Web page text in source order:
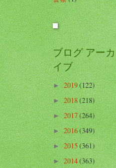
ブログ アーカ
イブ
►2019(122)
► 2018(218)
►2017(264)
►2016(349)
►2015(361)
►2014(363)